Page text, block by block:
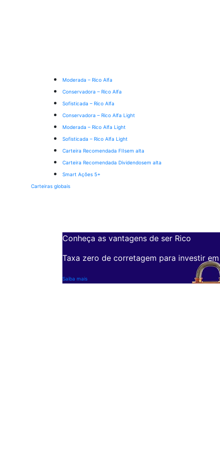
Moderada – Rico Alfa
Conservadora – Rico Alfa
Sofisticada – Rico Alfa
Conservadora – Rico Alfa Light
Moderada – Rico Alfa Light
Sofisticada – Rico Alfa Light
Carteira Recomendada FIIsem alta
Carteira Recomendada Dividendosem alta
Smart Ações 5+
Carteiras globais
Conheça as vantagens de ser Rico
Taxa zero de corretagem para investir
Saiba mais